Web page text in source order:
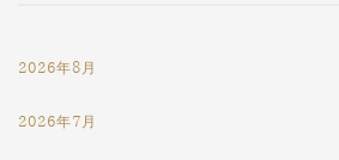
2026年8月
2026年7月